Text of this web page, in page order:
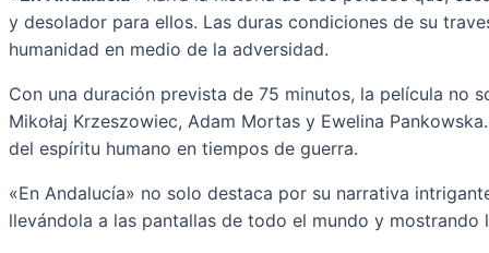
y desolador para ellos. Las duras condiciones de su
humanidad en medio de la adversidad.
Con una duración prevista de 75 minutos, la película no
Mikołaj Krzeszowiec, Adam Mortas y Ewelina
del espíritu humano en tiempos de guerra.
«En Andalucía» no solo destaca por su narrativa
llevándola a las pantallas de todo el mundo y